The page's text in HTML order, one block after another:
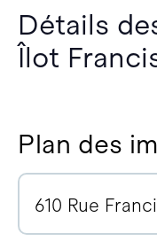
Détails
Îlot
Plan des
610 Rue